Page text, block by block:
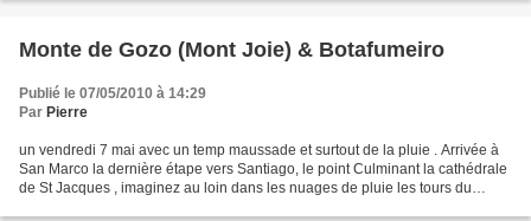
Monte de Gozo (Mont Joie) & Botafumeiro
Publié le 07/05/2010 à 14:29
Par Pierre
un vendredi 7 mai avec un temp maussade et surtout de la pluie . Arrivée à
San Marco la dernière étape vers Santiago, le point Culminant la cathédrale
de St Jacques , imaginez au loin dans les nuages de pluie les tours du